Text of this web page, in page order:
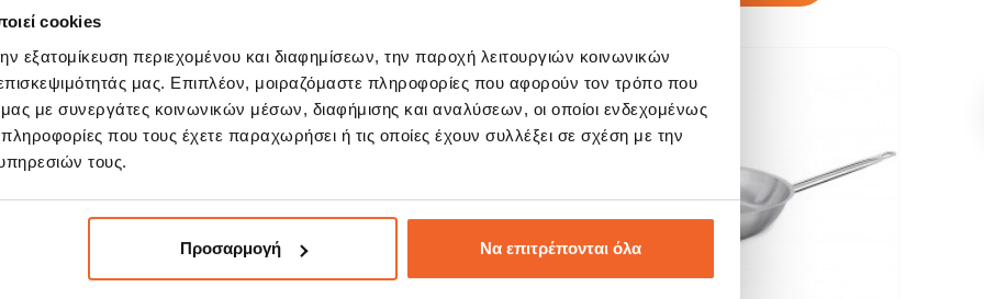
cookies
εξατομίκευση περιεχομένου και διαφημίσεων, την παροχή λειτουργιών κοινωνικών
μας. Επιπλέον, μοιραζόμαστε πληροφορίες που αφορούν τον τρόπο που
μας με συνεργάτες κοινωνικών μέσων, διαφήμισης και αναλύσεων, οι οποίοι ενδεχομένως
που τους έχετε παραχωρήσει ή τις οποίες έχουν συλλέξει σε σχέση με την
τους.
Προσαρμογή Να επιτρέπονται όλα
SALE!
-21%
SALE!
-20%